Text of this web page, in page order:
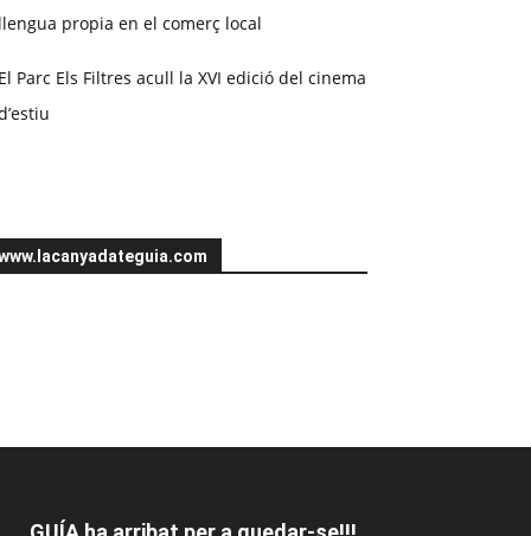
llengua propia en el comerç local
El Parc Els Filtres acull la XVI edició del cinema